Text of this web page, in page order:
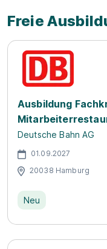
Freie
Ausbildung
Deutsche Bahn AG
01.09.2027
20038 Hamburg
Neu